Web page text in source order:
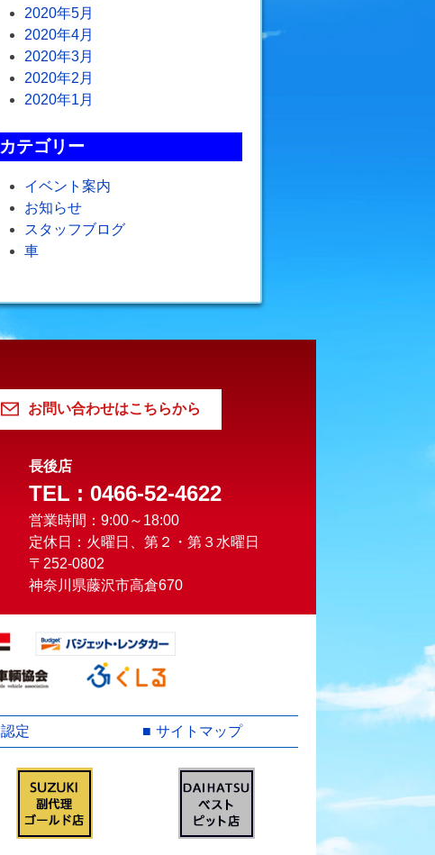
2020年5月
2020年4月
2020年3月
2020年2月
2020年1月
カテゴリー
イベント案内
お知らせ
スタッフブログ
車
お問い合わせはこちらから
長後店
TEL : 0466-52-4622
営業時間：9:00～18:00
定休日：火曜日、第２・第３水曜日
〒252-0802
神奈川県藤沢市高倉670
定 サイトマップ